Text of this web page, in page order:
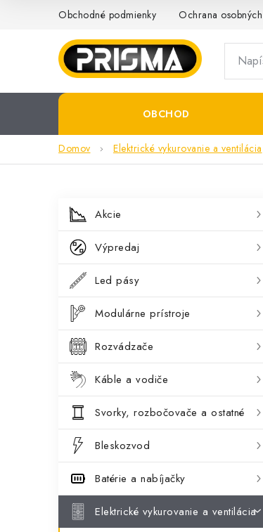
Obchodné podmienky Ochrana
OBCHOD
Domov Elektrické vykurovanie a ventilácia
B
o
č
n
p
a
n
e
Preskočiť
kategórie
K
a
g
ó
i
e
Akcie
Výpredaj
Led pásy
Modulárne prístroje
Rozvádzače
Káble a vodiče
Svorky, rozbočovače a ostatné
Bleskozvod
Batérie a nabíjačky
Elektrické vykurovanie a ventilácia